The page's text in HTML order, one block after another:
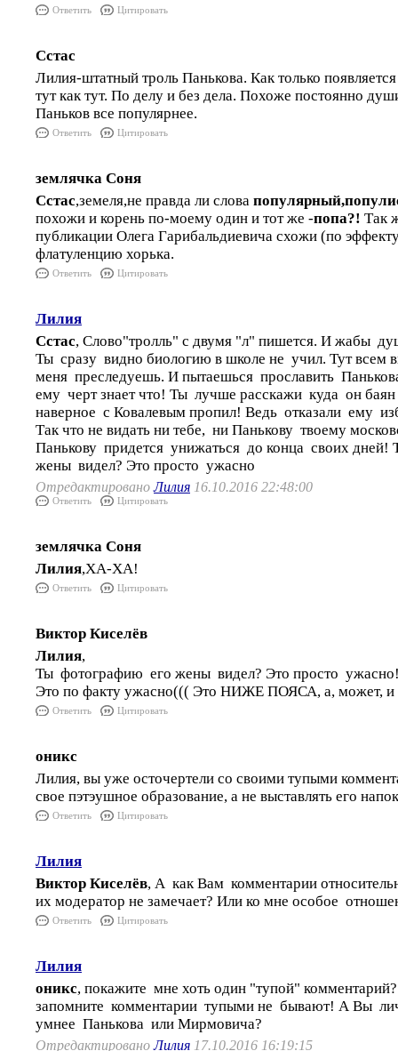
Ответить Цитировать
Сстас
Лилия-штатный троль Панькова. Как только
тут как тут. По делу и без дела. Похоже постоянно
Паньков все популярнее.
Ответить Цитировать
землячка Соня
Сстас,земеля,не правда ли слова
похожи и корень по-моему один и тот же -попа?! Так
публикации Олега Гарибальдиевича схожи (по
флатуленцию хорька.
Ответить Цитировать
Лилия
Сстас, Слово"тролль" с двумя "л" пишется. И жабы
Ты сразу видно биологию в школе не учил. Тут всем
меня преследуешь. И пытаешься прославить
ему черт знает что! Ты лучше расскажи куда он баян
наверное с Ковалевым пропил! Ведь отказали ему
Так что не видать ни тебе, ни Панькову твоему
Панькову придется унижаться до конца своих
жены видел? Это просто ужасно
ОтредактированоЛилия 16.10.2016 22:48:00
Ответить Цитировать
землячка Соня
Лилия,ХА-ХА!
Ответить Цитировать
Виктор Киселёв
Лилия,
Ты фотографию его жены видел? Это просто
Это по факту ужасно((( Это НИЖЕ ПОЯСА, а, может, и
Ответить Цитировать
оникс
Лилия, вы уже осточертели со своими тупыми
свое пэтэушное образование, а не выставлять его
Ответить Цитировать
Лилия
Виктор Киселёв, А как Вам комментарии
их модератор не замечает? Или ко мне особое
Ответить Цитировать
Лилия
оникс, покажите мне хоть один "тупой"
запомните комментарии тупыми не бывают! А Вы
умнее Панькова или Мирмовича?
ОтредактированоЛилия 17.10.2016 16:19:15